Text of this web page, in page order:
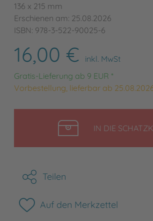
136 x 215 mm
Erschienen am: 25.08.2026
ISBN: 978-3-522-90025-6
16,00 €
inkl. MwSt
Gratis-Lieferung ab 9 EUR *
Vorbestellung, lieferbar ab
IN DIE
Teilen
Auf den Merkzettel